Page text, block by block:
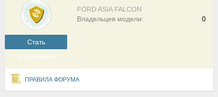
Cтать
участником
FORD ASIA FALCON
0
Владельцев модели:
ПРАВИЛА ФОРУМА